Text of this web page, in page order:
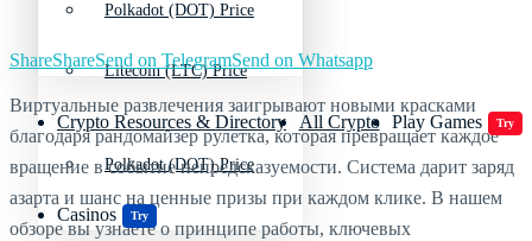
Polkadot (DOT) Price
Crypto Resources & Directory All Crypto Play Games Try
Casinos Try
Litecoin (LTC) Price
Polkadot (DOT) Price
ShareShareSend on TelegramSend on Whatsapp
Виртуальные развлечения заигрывают новыми красками
благодаря рандомайзер рулетка, которая превращает каждое
вращение в событие непредсказуемости. Система дарит заряд
азарта и шанс на ценные призы при каждом клике. В нашем
обзоре вы узнаете о принципе работы, ключевых